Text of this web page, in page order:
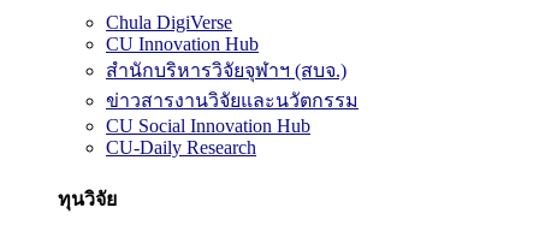
Chula DigiVerse
CU Innovation Hub
สำนักบริหารวิจัยจุฬาฯ (สบจ.)
ข่าวสารงานวิจัยและนวัตกรรม
CU Social Innovation Hub
CU-Daily Research
ทุนวิจัย